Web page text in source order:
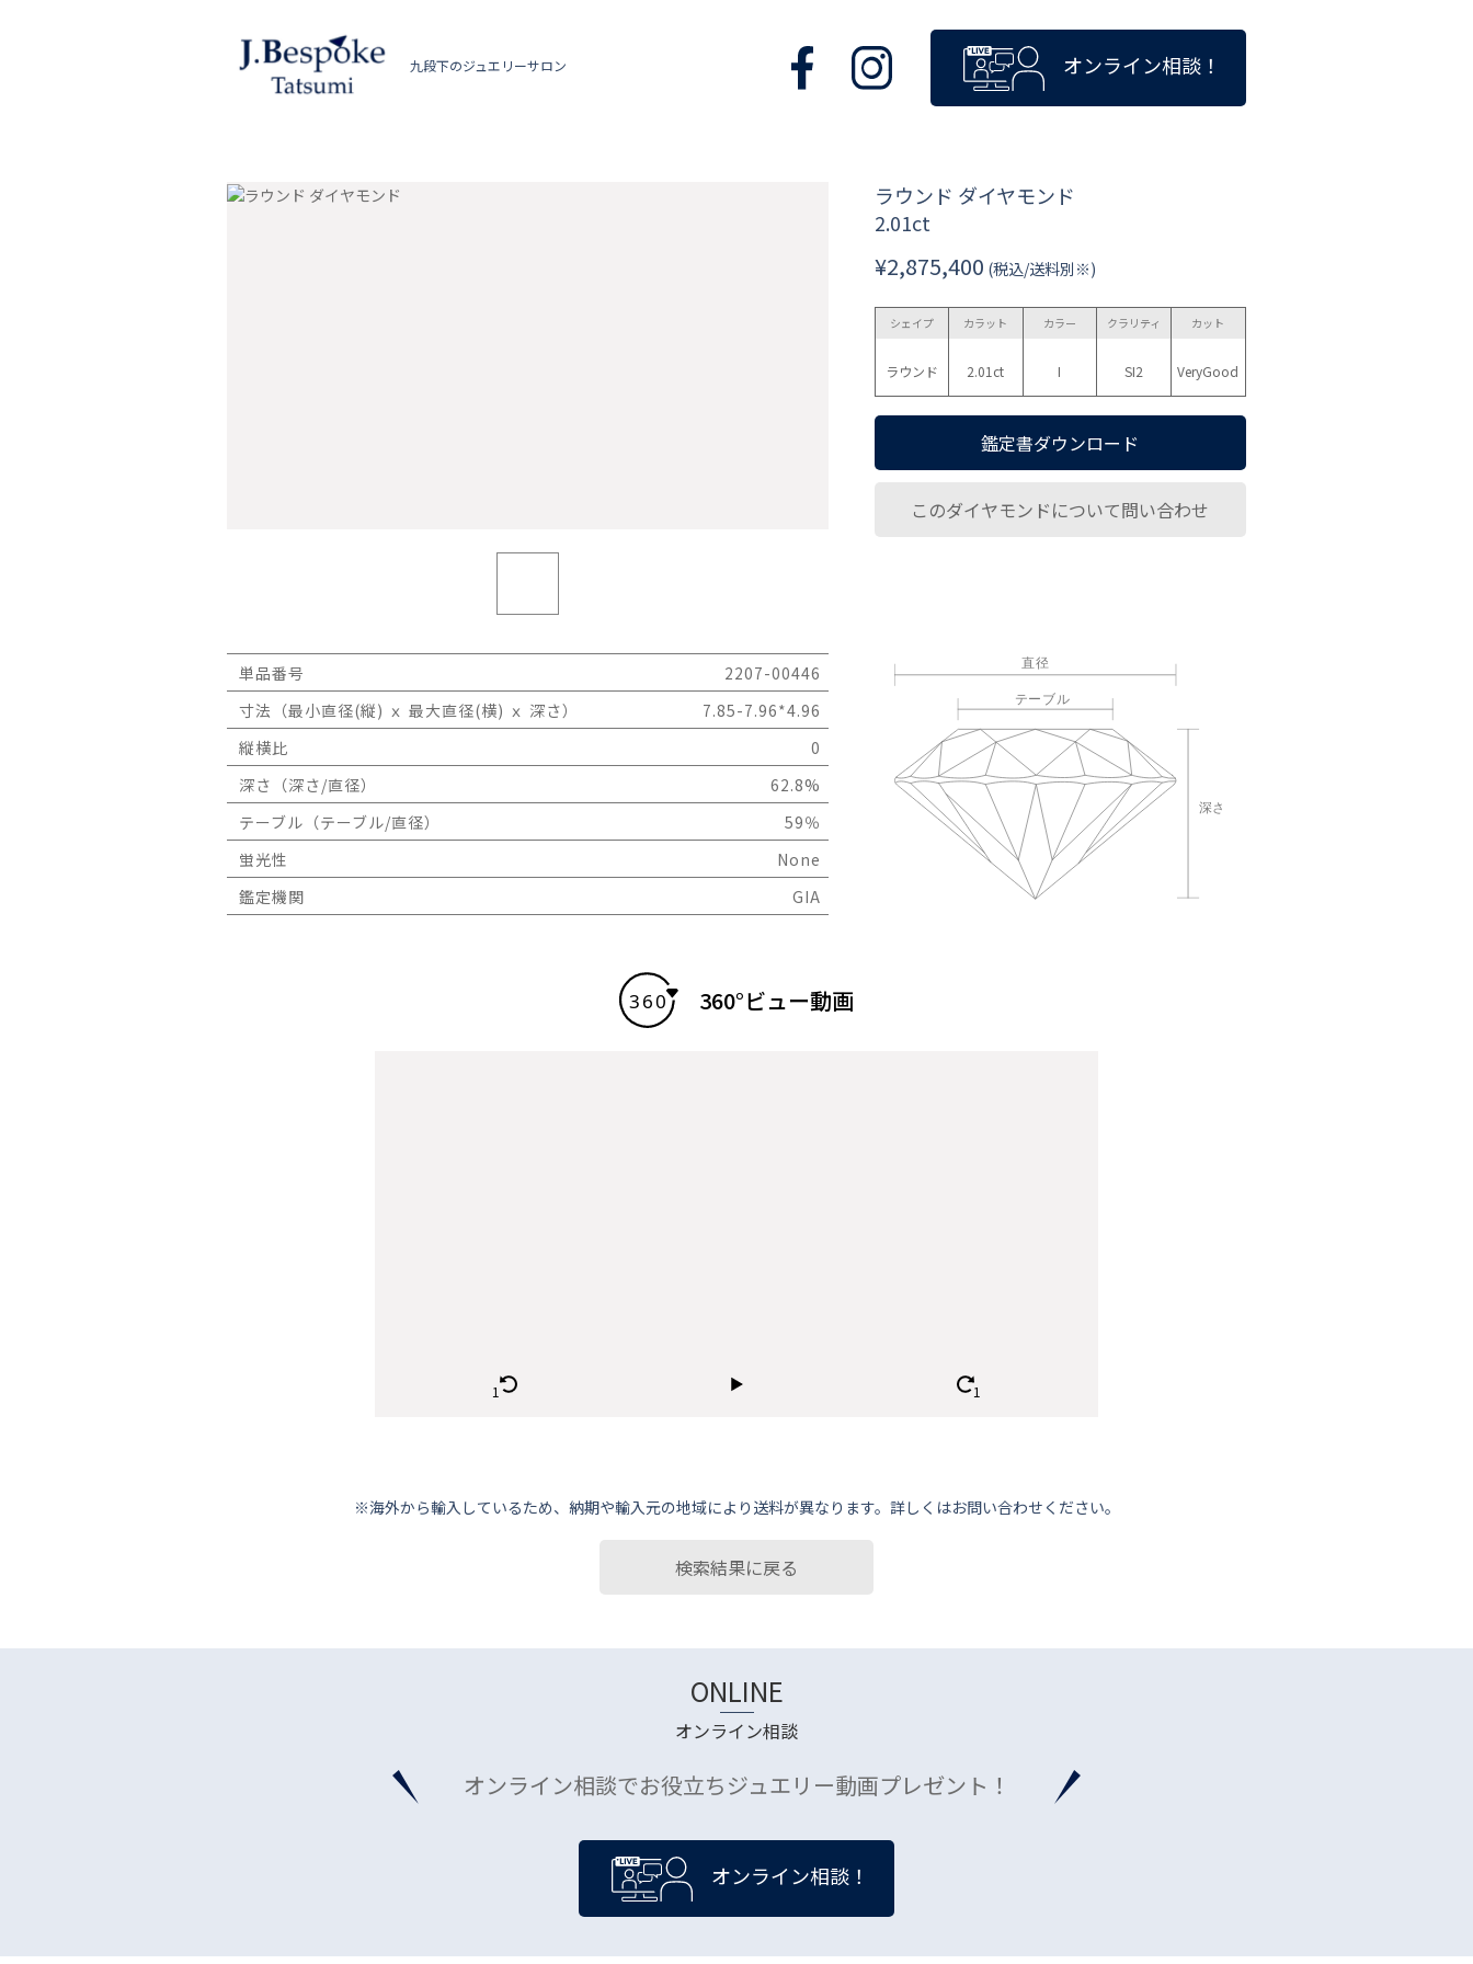
九段下のジュエリーサロン オンライン相談！
ラウンド ダイヤモンド
2.01ct
¥2,875,400 (税込/送料別※)
シェイプ
ラウンド
カラット
2.01ct
カラー
I
クラリティ
SI2
カット
VeryGood
鑑定書ダウンロード
このダイヤモンドについて問い合わせ
単品番号
2207-00446
寸法（最小直径(縦) ｘ 最大直径(横) ｘ 深さ）
7.85-7.96*4.96
縦横比
0
深さ（深さ/直径）
62.8%
テーブル（テーブル/直径）
59％
蛍光性
None
鑑定機関
GIA
360°ビュー動画
※海外から輸⼊しているため、納期や輸⼊元の地域により送料が異なります。詳しくはお問い合わせください。
検索結果に戻る
ONLINE
オンライン相談
オンライン相談でお役立ちジュエリー動画プレゼント！
オンライン相談！